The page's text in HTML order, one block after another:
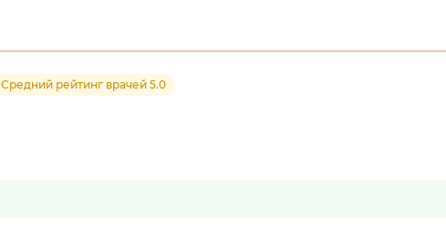
Средний рейтинг врачей 5.0